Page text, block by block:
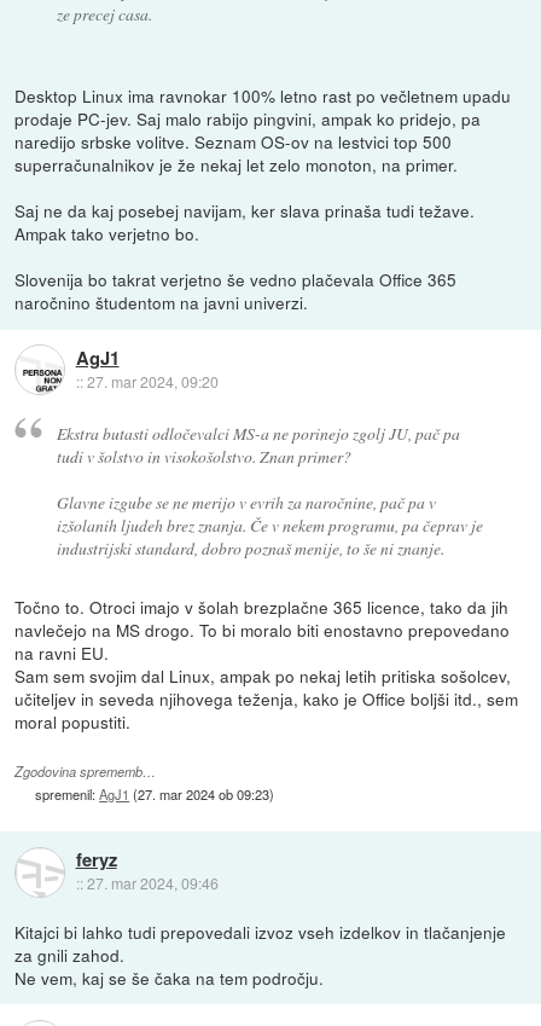
ze precej casa.
Desktop Linux ima ravnokar 100% letno rast po večletnem upadu
prodaje PC-jev. Saj malo rabijo pingvini, ampak ko pridejo, pa
naredijo srbske volitve. Seznam OS-ov na lestvici top 500
superračunalnikov je že nekaj let zelo monoton, na primer.
Saj ne da kaj posebej navijam, ker slava prinaša tudi težave.
Ampak tako verjetno bo.
Slovenija bo takrat verjetno še vedno plačevala Office 365
naročnino študentom na javni univerzi.
AgJ1
::27. mar 2024, 09:20
Ekstra butasti odločevalci MS-a ne porinejo zgolj JU, pač pa
tudi v šolstvo in visokošolstvo. Znan primer?
Glavne izgube se ne merijo v evrih za naročnine, pač pa v
izšolanih ljudeh brez znanja. Če v nekem programu, pa čeprav je
industrijski standard, dobro poznaš menije, to še ni znanje.
Točno to. Otroci imajo v šolah brezplačne 365 licence, tako da jih
navlečejo na MS drogo. To bi moralo biti enostavno prepovedano
na ravni EU.
Sam sem svojim dal Linux, ampak po nekaj letih pritiska sošolcev,
učiteljev in seveda njihovega teženja, kako je Office boljši itd., sem
moral popustiti.
Zgodovina sprememb…
spremenil:AgJ1 (27. mar 2024 ob 09:23)
feryz
::27. mar 2024, 09:46
Kitajci bi lahko tudi prepovedali izvoz vseh izdelkov in tlačanjenje
za gnili zahod.
Ne vem, kaj se še čaka na tem področju.